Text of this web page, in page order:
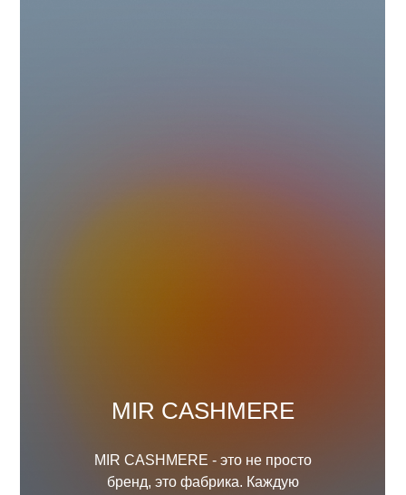
MIR CASHMERE
MIR CASHMERE - это не просто
бренд, это фабрика. Каждую